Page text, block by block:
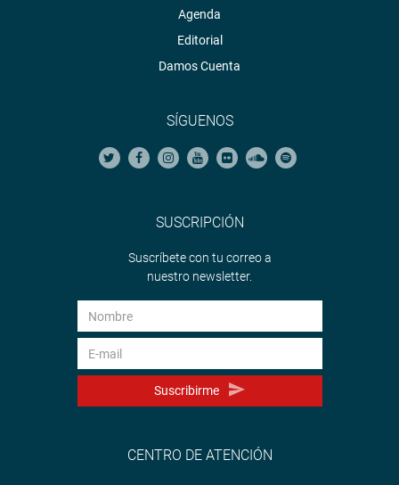
Agenda
Editorial
Damos Cuenta
SÍGUENOS
SUSCRIPCIÓN
Suscríbete con tu correo a
nuestro newsletter.
Suscribirme
CENTRO DE ATENCIÓN